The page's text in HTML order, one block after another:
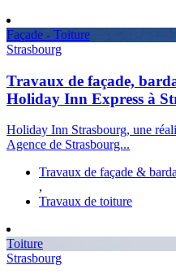
Façade - Toiture
Strasbourg
Travaux de façade,
Holiday Inn Express à
Holiday Inn Strasbourg, une
Agence de Strasbourg...
Travaux de façade &
,
Travaux de toiture
Toiture
Strasbourg